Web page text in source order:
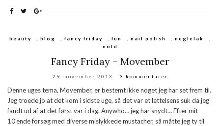
beauty blog fancy friday fun nail polish neglelak
notd
Fancy Friday – Movember
29. november 2013 3 kommentarer
Denne uges tema, Movember, er bestemt ikke noget jeg har set frem til.
Jeg troede jo at det kom i sidste uge, så det var et lettelsens suk da jeg
fandt ud af at det først var i dag. Anywho… jeg har snydt… Efter mit
10’ende forsøg med diverse mislykkede mustacher, så måtte jeg ty til